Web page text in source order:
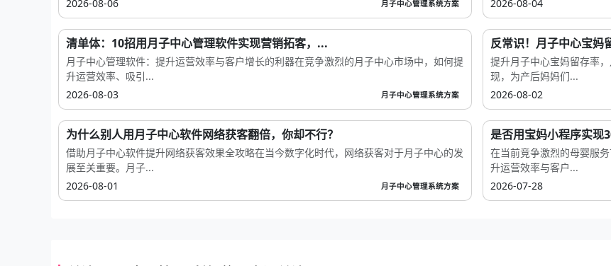
2026-08-06
月子中心管理系统方案
2026-08-04
清单体：10招用月子中心管理软件实现营销拓客，...
月子中心管理软件：提升运营效率与客户增长的利器在竞争激烈的月子中心市场中，如何提
升运营效率、吸引...
2026-08-03
月子中心管理系统方案
反常识！月子中心宝妈
提升月子中心宝妈留存率
现，为产后妈妈们...
2026-08-02
为什么别人用月子中心软件网络获客翻倍，你却不行？
借助月子中心软件提升网络获客效果全攻略在当今数字化时代，网络获客对于月子中心的发
展至关重要。月子...
2026-08-01
月子中心管理系统方案
是否用宝妈小程序实现
在当前竞争激烈的母婴服
升运营效率与客户...
2026-07-28